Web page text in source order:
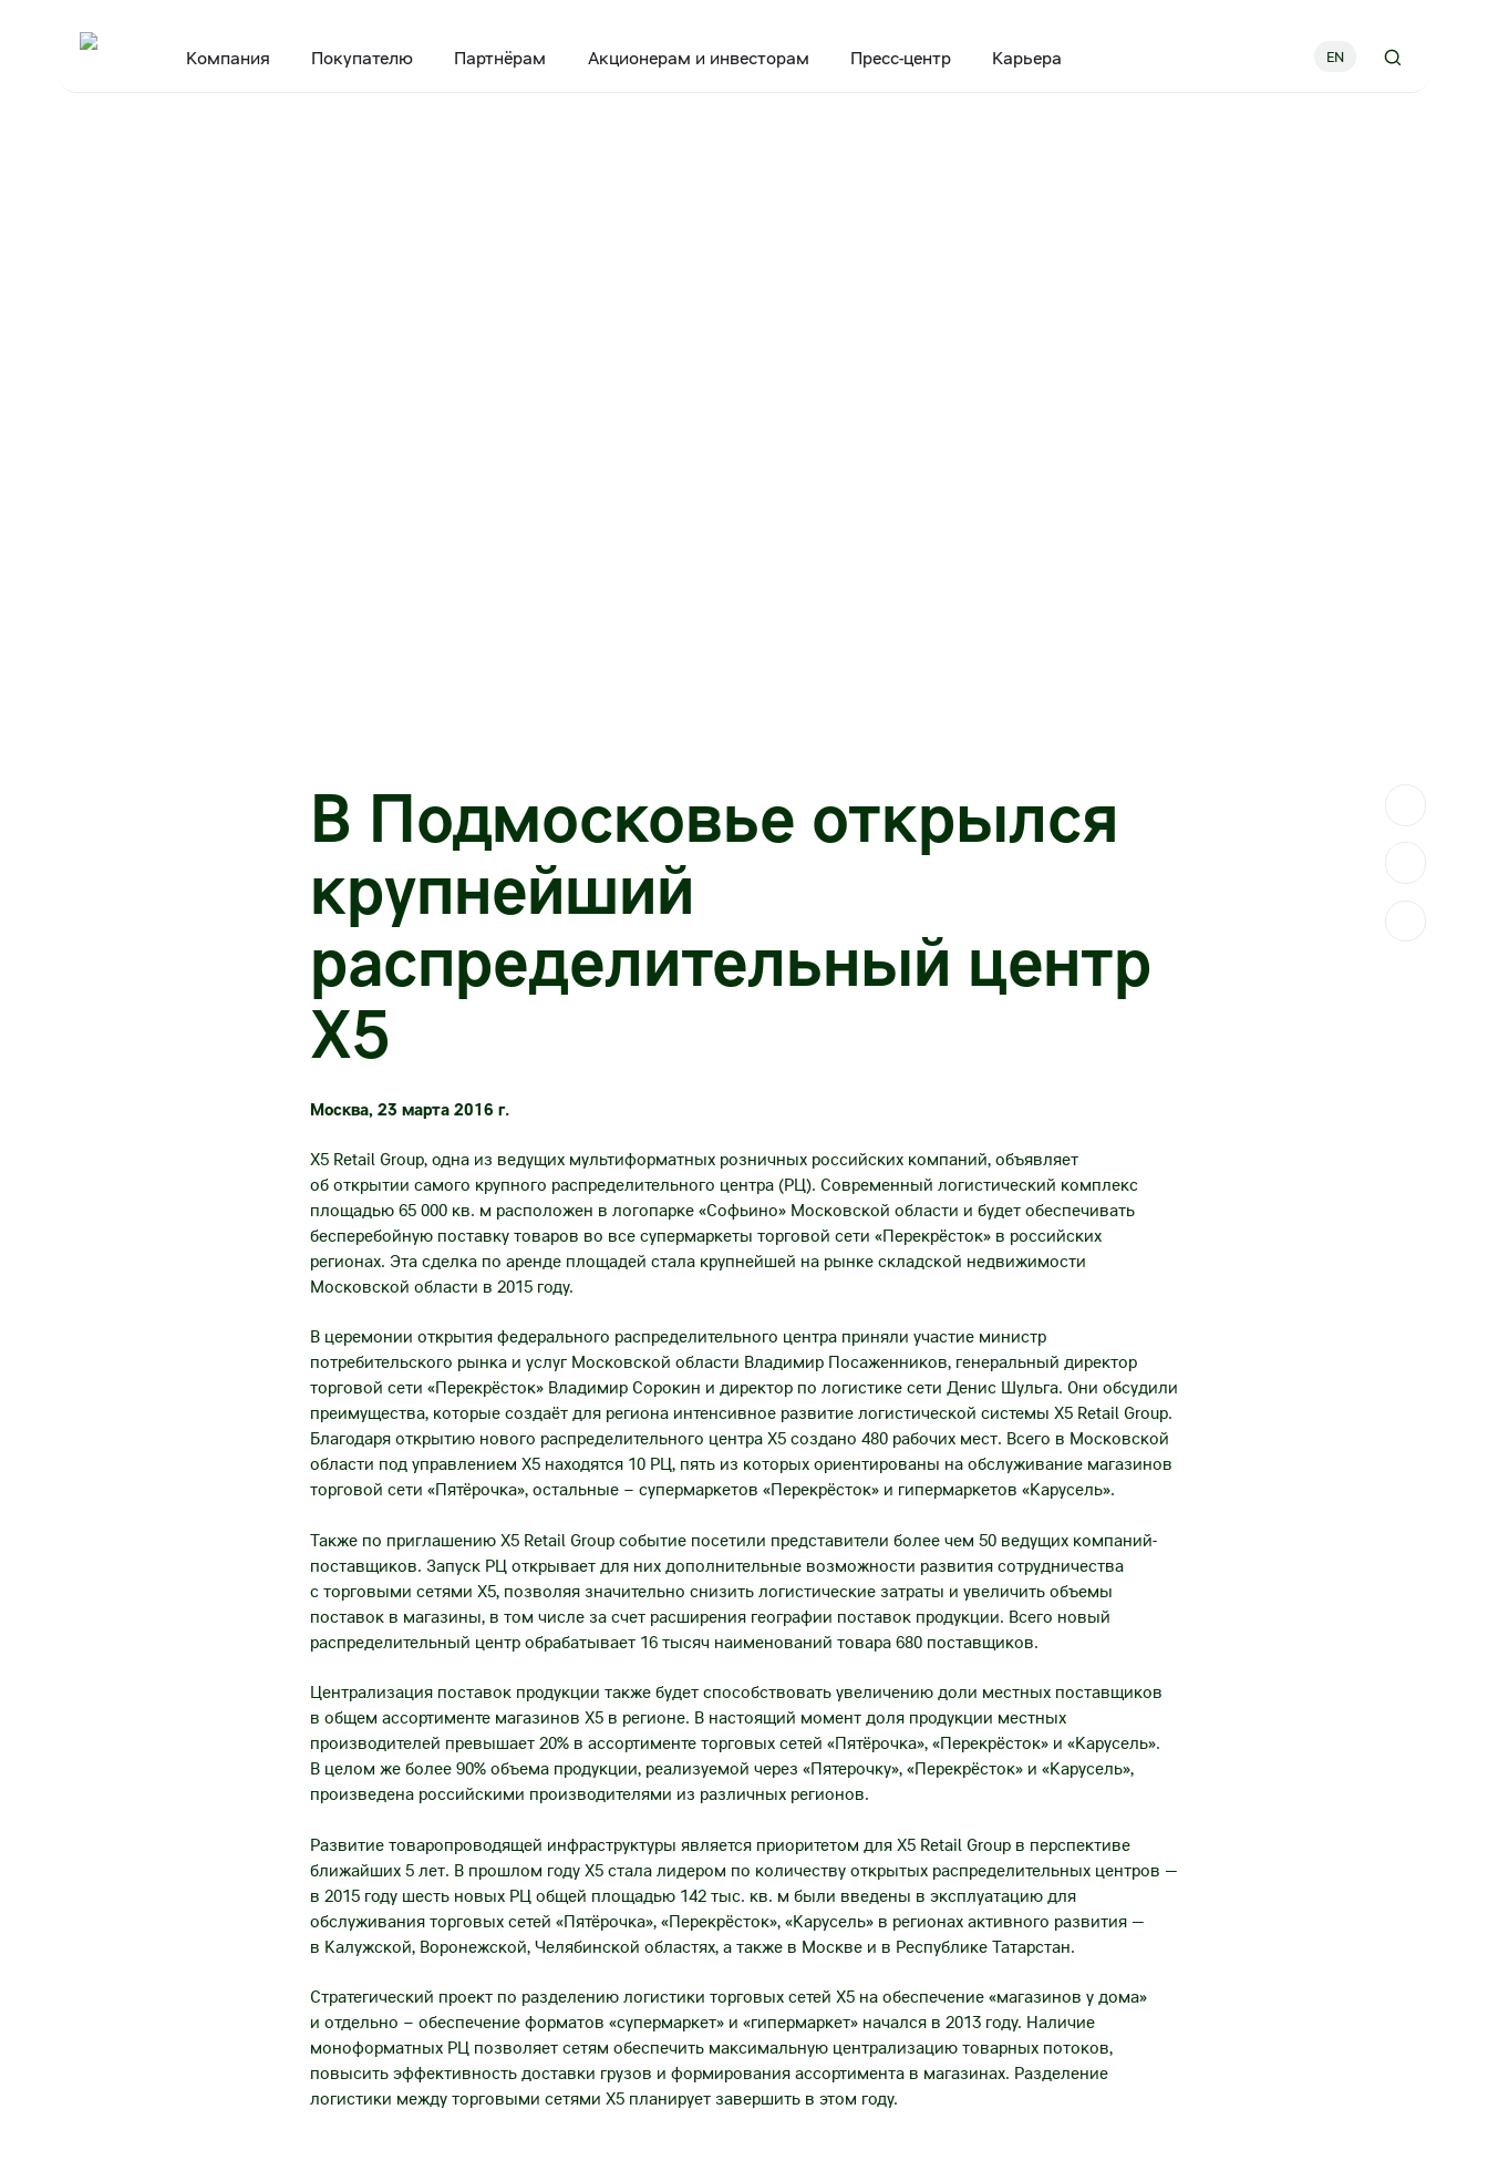
Компания Покупателю Партнёрам Акционерам и инвесторам Пресс-центр Карьера EN
В Подмосковье открылся
крупнейший
распределительный центр
X5
Москва, 23 марта 2016 г.
X5 Retail Group, одна из ведущих мультиформатных розничных российских компаний, объявляет
об открытии самого крупного распределительного центра (РЦ). Современный логистический комплекс
площадью 65 000 кв. м расположен в логопарке «Софьино» Московской области и будет обеспечивать
бесперебойную поставку товаров во все супермаркеты торговой сети «Перекрёсток» в российских
регионах. Эта сделка по аренде площадей стала крупнейшей на рынке складской недвижимости
Московской области в 2015 году.
В церемонии открытия федерального распределительного центра приняли участие министр
потребительского рынка и услуг Московской области Владимир Посаженников, генеральный директор
торговой сети «Перекрёсток» Владимир Сорокин и директор по логистике сети Денис Шульга. Они обсудили
преимущества, которые создаёт для региона интенсивное развитие логистической системы X5 Retail Group.
Благодаря открытию нового распределительного центра X5 создано 480 рабочих мест. Всего в Московской
области под управлением X5 находятся 10 РЦ, пять из которых ориентированы на обслуживание магазинов
торговой сети «Пятёрочка», остальные – супермаркетов «Перекрёсток» и гипермаркетов «Карусель».
Также по приглашению X5 Retail Group событие посетили представители более чем 50 ведущих компаний-
поставщиков. Запуск РЦ открывает для них дополнительные возможности развития сотрудничества
с торговыми сетями X5, позволяя значительно снизить логистические затраты и увеличить объемы
поставок в магазины, в том числе за счет расширения географии поставок продукции. Всего новый
распределительный центр обрабатывает 16 тысяч наименований товара 680 поставщиков.
Централизация поставок продукции также будет способствовать увеличению доли местных поставщиков
в общем ассортименте магазинов X5 в регионе. В настоящий момент доля продукции местных
производителей превышает 20% в ассортименте торговых сетей «Пятёрочка», «Перекрёсток» и «Карусель».
В целом же более 90% объема продукции, реализуемой через «Пятерочку», «Перекрёсток» и «Карусель»,
произведена российскими производителями из различных регионов.
Развитие товаропроводящей инфраструктуры является приоритетом для X5 Retail Group в перспективе
ближайших 5 лет. В прошлом году X5 стала лидером по количеству открытых распределительных центров —
в 2015 году шесть новых РЦ общей площадью 142 тыс. кв. м были введены в эксплуатацию для
обслуживания торговых сетей «Пятёрочка», «Перекрёсток», «Карусель» в регионах активного развития —
в Калужской, Воронежской, Челябинской областях, а также в Москве и в Республике Татарстан.
Стратегический проект по разделению логистики торговых сетей X5 на обеспечение «магазинов у дома»
и отдельно – обеспечение форматов «супермаркет» и «гипермаркет» начался в 2013 году. Наличие
моноформатных РЦ позволяет сетям обеспечить максимальную централизацию товарных потоков,
повысить эффективность доставки грузов и формирования ассортимента в магазинах. Разделение
логистики между торговыми сетями X5 планирует завершить в этом году.